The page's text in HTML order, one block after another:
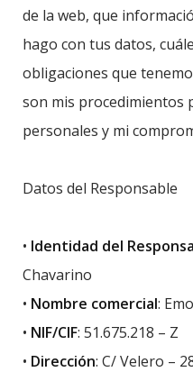
de la web, que
hago con tus datos,
obligaciones que
son mis procedimientos
personales y mi
Datos del Responsable
• Identidad del
Chavarino
• Nombre comercial:
• NIF/CIF: 51.675.218 – Z
• Dirección: C/ Velero –